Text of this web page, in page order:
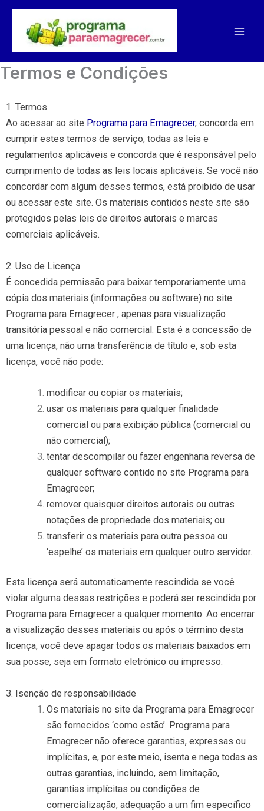
conteúdo
Termos e Condições
1. Termos
Ao acessar ao site Programa para Emagrecer, concorda em
cumprir estes termos de serviço, todas as leis e
regulamentos aplicáveis ​​e concorda que é responsável pelo
cumprimento de todas as leis locais aplicáveis. Se você não
concordar com algum desses termos, está proibido de usar
ou acessar este site. Os materiais contidos neste site são
protegidos pelas leis de direitos autorais e marcas
comerciais aplicáveis.
2. Uso de Licença
É concedida permissão para baixar temporariamente uma
cópia dos materiais (informações ou software) no site
Programa para Emagrecer , apenas para visualização
transitória pessoal e não comercial. Esta é a concessão de
uma licença, não uma transferência de título e, sob esta
licença, você não pode:
modificar ou copiar os materiais;
usar os materiais para qualquer finalidade
comercial ou para exibição pública (comercial ou
não comercial);
tentar descompilar ou fazer engenharia reversa de
qualquer software contido no site Programa para
Emagrecer;
remover quaisquer direitos autorais ou outras
notações de propriedade dos materiais; ou
transferir os materiais para outra pessoa ou
‘espelhe’ os materiais em qualquer outro servidor.
Esta licença será automaticamente rescindida se você
violar alguma dessas restrições e poderá ser rescindida por
Programa para Emagrecer a qualquer momento. Ao encerrar
a visualização desses materiais ou após o término desta
licença, você deve apagar todos os materiais baixados em
sua posse, seja em formato eletrónico ou impresso.
3. Isenção de responsabilidade
Os materiais no site da Programa para Emagrecer
são fornecidos ‘como estão’. Programa para
Emagrecer não oferece garantias, expressas ou
implícitas, e, por este meio, isenta e nega todas as
outras garantias, incluindo, sem limitação,
garantias implícitas ou condições de
comercialização, adequação a um fim específico